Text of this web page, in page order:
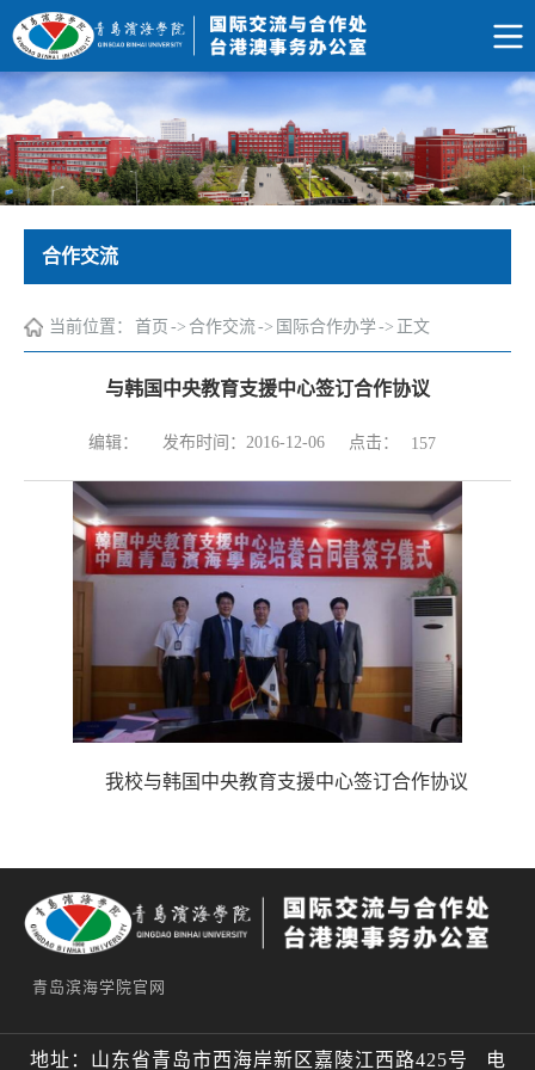
合作交流
当前位置： 首页 -> 合作交流-> 国际合作办学-> 正文
与韩国中央教育支援中心签订合作协议
编辑： 发布时间：2016-12-06 点击： 157
我校与韩国中央教育支援中心签订合作协议
青岛滨海学院官网
地址：山东省青岛市西海岸新区嘉陵江西路425号 电